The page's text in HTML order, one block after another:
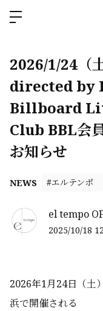
2026/1/24（
directed by
Billboard
Club BBL会
お知らせ
NEWS #エルテンポ
el tempo
2025/10/18
2026年1月24日（土
浜で開催される